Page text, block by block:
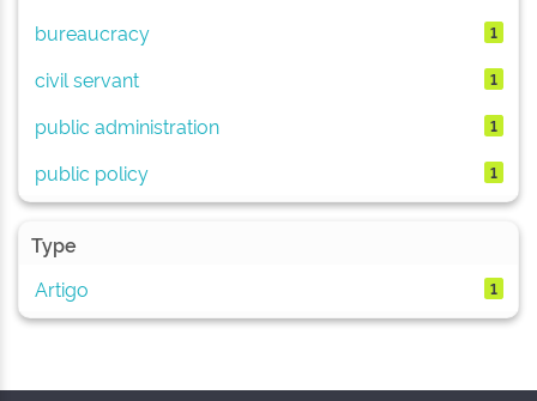
bureaucracy 1
civil servant 1
public administration 1
public policy 1
Type
Artigo
1